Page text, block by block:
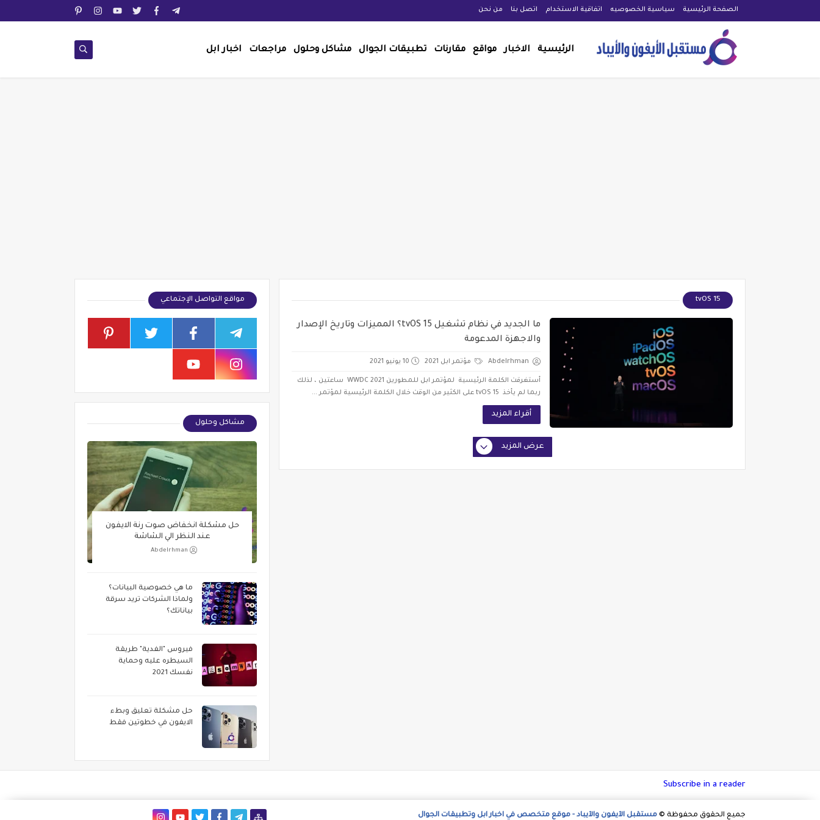
الصفحة الرئيسية سياسية الخصوصيه اتفاقية الاستخدام اتصل بنا من نحن
الرئيسية الاخبار مواقع مقارنات تطبيقات الجوال مشاكل وحلول مراجعات اخبار ابل
tvOS 15
ما الجديد في نظام تشغيل tvOS 15؟ المميزات وتاريخ الإصدار
والاجهزة المدعومة
Abdelrhman مؤتمر ابل 2021 10 يونيو 2021
أستغرقت الكلمة الرئيسية لمؤتمر ابل للمطورين WWDC 2021 ساعتين ، لذلك
ربما لم يأخذ tvOS 15 على الكثير من الوقت خلال الكلمة الرئيسية لمؤتمر ...
أقراء المزيد
عرض المزيد
مواقع التواصل الإجتماعي
مشاكل وحلول
حل مشكلة انخفاض صوت رنة الايفون
عند النظر الي الشاشة
Abdelrhman
ما هي خصوصية البيانات؟
ولماذا الشركات تريد سرقة
بياناتك؟
فيروس "الفدية" طريقة
السيطره عليه وحماية
نفسك 2021
حل مشكلة تعليق وبطء
الايفون في خطوتين فقط
Subscribe in a reader
جميع الحقوق محفوظة © مستقبل الآيفون والآيباد - موقع متخصص في اخبار ابل وتطبيقات الجوال